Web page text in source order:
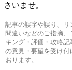
さいませ。